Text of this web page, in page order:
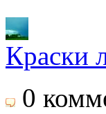
Краски
0